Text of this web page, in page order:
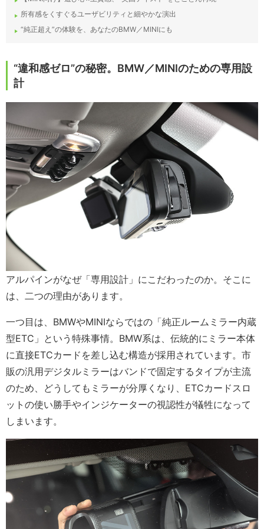
所有感をくすぐるユーザビリティと細やかな演出
“純正超え”の体験を、あなたのBMW／MINIにも
“違和感ゼロ”の秘密。BMW／MINIのための専用設
計
アルパインがなぜ「専用設計」にこだわったのか。そこに
は、二つの理由があります。
一つ目は、BMWやMINIならではの「純正ルームミラー内蔵
型ETC」という特殊事情。BMW系は、伝統的にミラー本体
に直接ETCカードを差し込む構造が採用されています。市
販の汎用デジタルミラーはバンドで固定するタイプが主流
のため、どうしてもミラーが分厚くなり、ETCカードスロ
ットの使い勝手やインジケーターの視認性が犠牲になって
しまいます。